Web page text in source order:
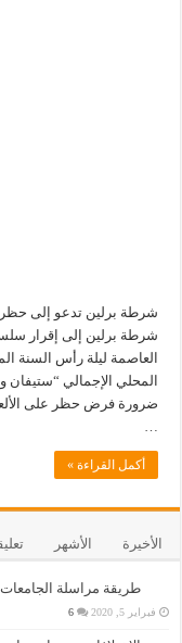
شرطة برلين تدعو إلى حظر
شرطة برلين إلى إقرار
العاصمة ليلة رأس السنة
المحلي الإجمالي “ستيفان
ضرورة فرض حظر على
أكمل القراءة »
الأخيرة الأشهر
طريقة مراسلة الجامعات
فبراير 5, 2020 6